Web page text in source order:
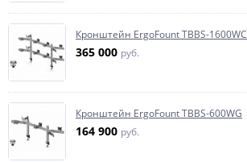
Кронштейн ErgoFount TBBS-1600WC
365 000 руб.
Кронштейн ErgoFount TBBS-600WG
164 900 руб.